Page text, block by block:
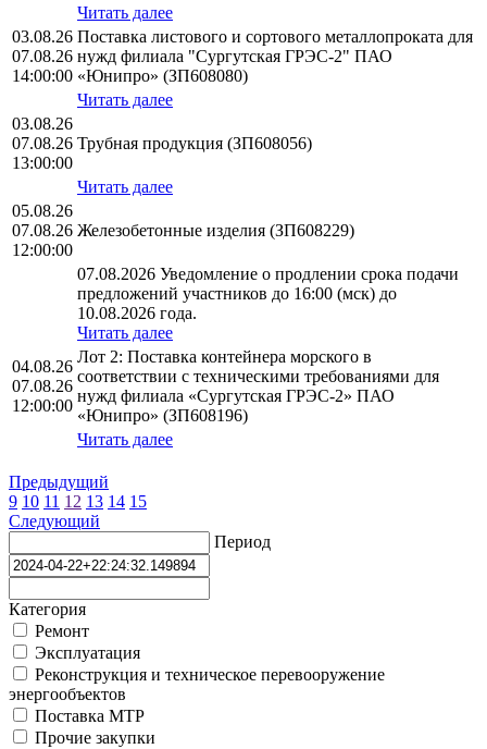
Читать далее
03.08.26
07.08.26
14:00:00
Поставка листового и сортового металлопроката для
нужд филиала "Сургутская ГРЭС-2" ПАО
«Юнипро» (ЗП608080)
Читать далее
03.08.26
07.08.26
13:00:00
Трубная продукция (ЗП608056)
Читать далее
05.08.26
07.08.26
12:00:00
Железобетонные изделия (ЗП608229)
07.08.2026 Уведомление о продлении срока подачи
предложений участников до 16:00 (мск) до
10.08.2026 года.
Читать далее
04.08.26
07.08.26
12:00:00
Лот 2: Поставка контейнера морского в
соответствии с техническими требованиями для
нужд филиала «Сургутская ГРЭС-2» ПАО
«Юнипро» (ЗП608196)
Читать далее
Предыдущий
9 10 11 12 13 14 15
Следующий
Период
Категория
Ремонт
Эксплуатация
Реконструкция и техническое перевооружение
энергообъектов
Поставка МТР
Прочие закупки